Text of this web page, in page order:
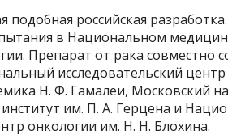
российская
в Национальном
Препарат от рака совместно
исследовательский
Н. Ф. Гамалеи, Московский
им. П. А. Герцена и
онкологии им. Н. Н. Блохина.